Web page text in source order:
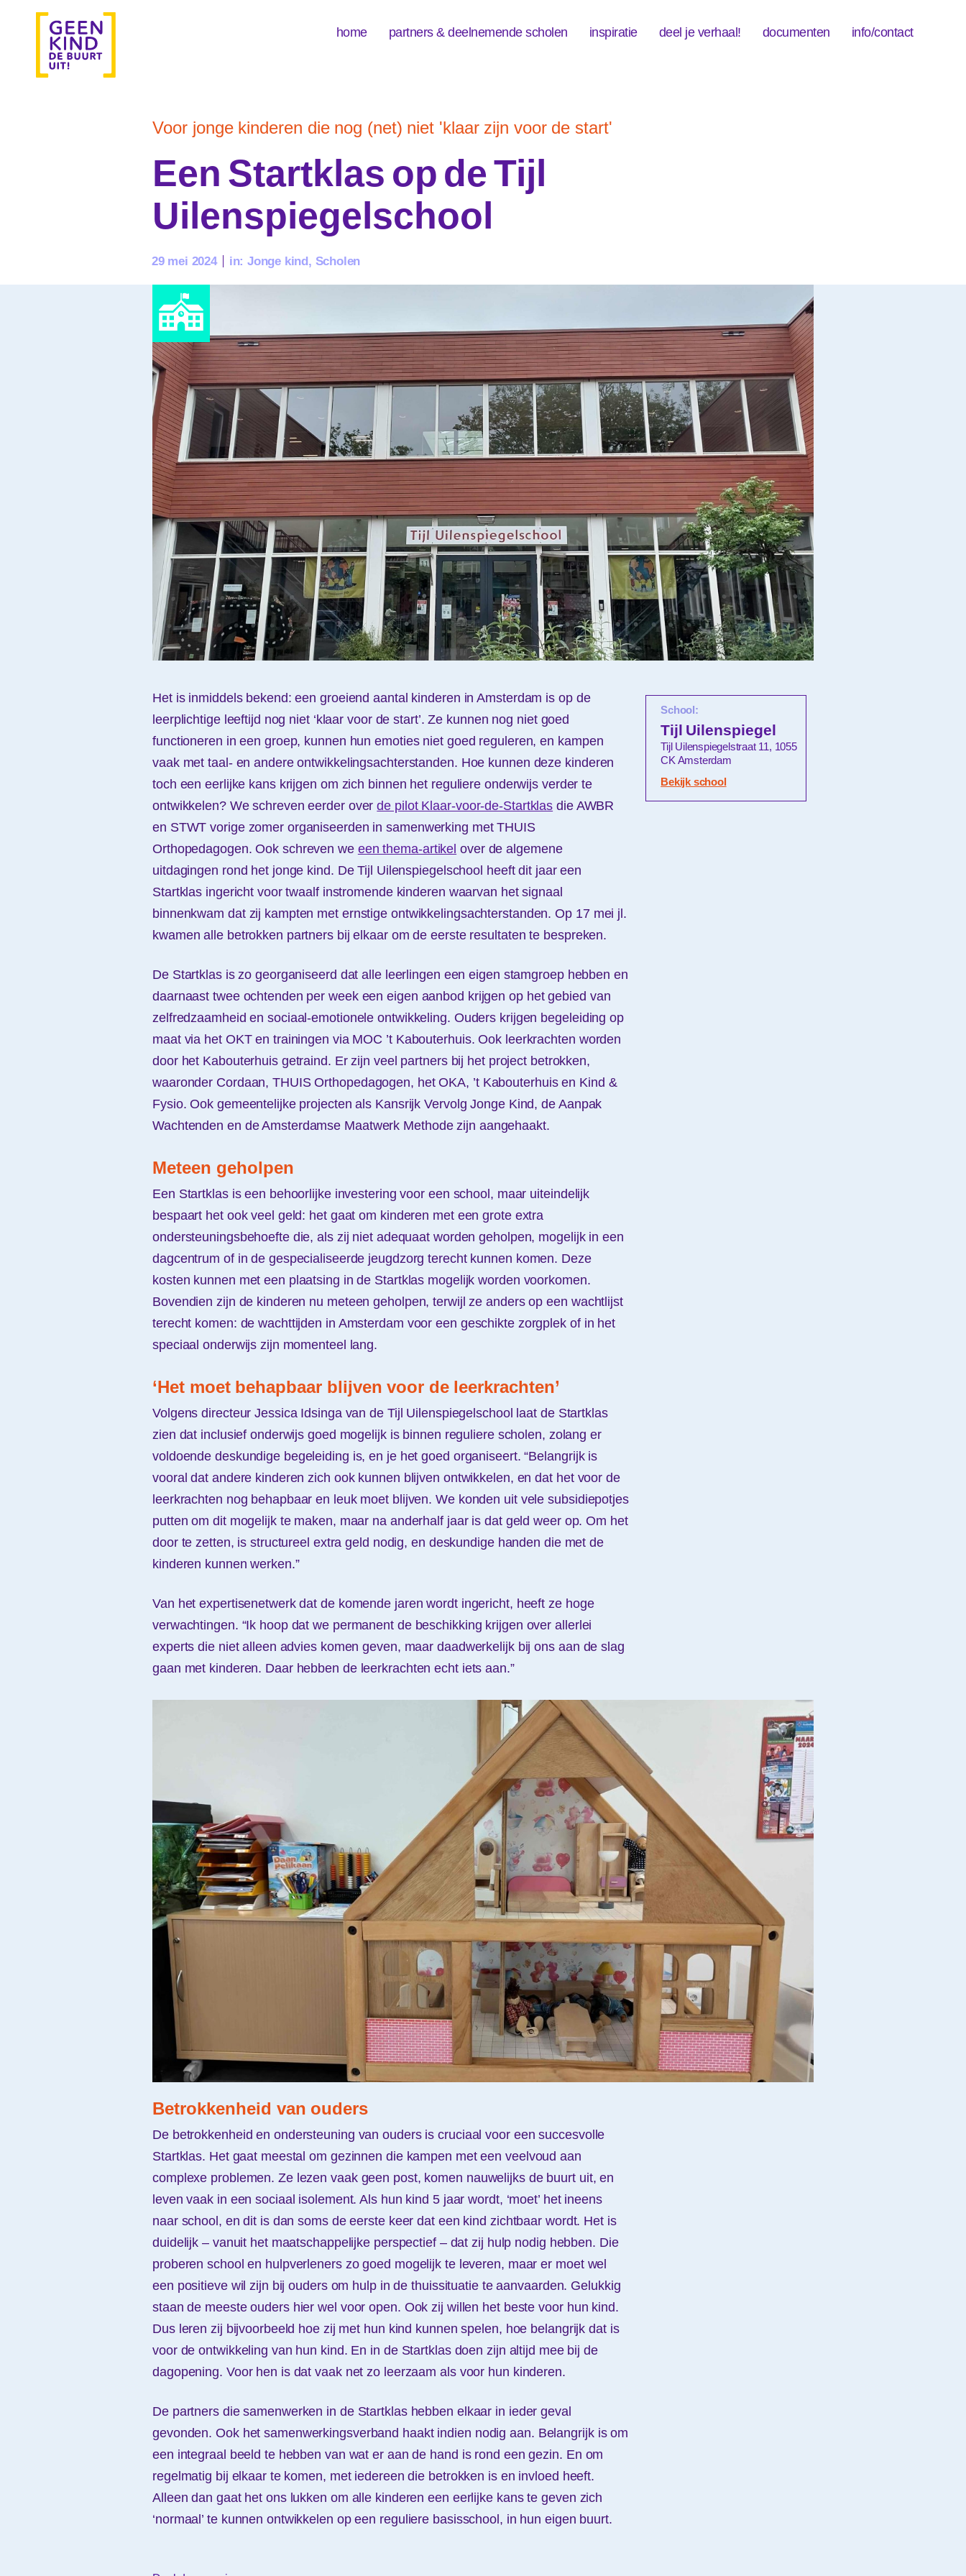
home partners & deelnemende scholen inspiratie deel je verhaal! documenten info/contact
Voor jonge kinderen die nog (net) niet 'klaar zijn voor de start'
Een Startklas op de Tijl
Uilenspiegelschool
29 mei 2024 in: Jonge kind, Scholen
Het is inmiddels bekend: een groeiend aantal kinderen in Amsterdam is op de
leerplichtige leeftijd nog niet ‘klaar voor de start’. Ze kunnen nog niet goed
functioneren in een groep, kunnen hun emoties niet goed reguleren, en kampen
vaak met taal- en andere ontwikkelingsachterstanden. Hoe kunnen deze kinderen
toch een eerlijke kans krijgen om zich binnen het reguliere onderwijs verder te
ontwikkelen? We schreven eerder overde pilot Klaar-voor-de-Startklas die AWBR
en STWT vorige zomer organiseerden in samenwerking met THUIS
Orthopedagogen. Ook schreven we een thema-artikel over de algemene
uitdagingen rond het jonge kind. De Tijl Uilenspiegelschool heeft dit jaar een
Startklas ingericht voor twaalf instromende kinderen waarvan het signaal
binnenkwam dat zij kampten met ernstige ontwikkelingsachterstanden. Op 17 mei jl.
kwamen alle betrokken partners bij elkaar om de eerste resultaten te bespreken.
De Startklas is zo georganiseerd dat alle leerlingen een eigen stamgroep hebben en
daarnaast twee ochtenden per week een eigen aanbod krijgen op het gebied van
zelfredzaamheid en sociaal-emotionele ontwikkeling. Ouders krijgen begeleiding op
maat via het OKT en trainingen via MOC ’t Kabouterhuis. Ook leerkrachten worden
door het Kabouterhuis getraind. Er zijn veel partners bij het project betrokken,
waaronder Cordaan, THUIS Orthopedagogen, het OKA, ’t Kabouterhuis en Kind &
Fysio. Ook gemeentelijke projecten als Kansrijk Vervolg Jonge Kind, de Aanpak
Wachtenden en de Amsterdamse Maatwerk Methode zijn aangehaakt.
Meteen geholpen
Een Startklas is een behoorlijke investering voor een school, maar uiteindelijk
bespaart het ook veel geld: het gaat om kinderen met een grote extra
ondersteuningsbehoefte die, als zij niet adequaat worden geholpen, mogelijk in een
dagcentrum of in de gespecialiseerde jeugdzorg terecht kunnen komen. Deze
kosten kunnen met een plaatsing in de Startklas mogelijk worden voorkomen.
Bovendien zijn de kinderen nu meteen geholpen, terwijl ze anders op een wachtlijst
terecht komen: de wachttijden in Amsterdam voor een geschikte zorgplek of in het
speciaal onderwijs zijn momenteel lang.
‘Het moet behapbaar blijven voor de leerkrachten’
Volgens directeur Jessica Idsinga van de Tijl Uilenspiegelschool laat de Startklas
zien dat inclusief onderwijs goed mogelijk is binnen reguliere scholen, zolang er
voldoende deskundige begeleiding is, en je het goed organiseert. “Belangrijk is
vooral dat andere kinderen zich ook kunnen blijven ontwikkelen, en dat het voor de
leerkrachten nog behapbaar en leuk moet blijven. We konden uit vele subsidiepotjes
putten om dit mogelijk te maken, maar na anderhalf jaar is dat geld weer op. Om het
door te zetten, is structureel extra geld nodig, en deskundige handen die met de
kinderen kunnen werken.”
Van het expertisenetwerk dat de komende jaren wordt ingericht, heeft ze hoge
verwachtingen. “Ik hoop dat we permanent de beschikking krijgen over allerlei
experts die niet alleen advies komen geven, maar daadwerkelijk bij ons aan de slag
gaan met kinderen. Daar hebben de leerkrachten echt iets aan.”
School:
Tijl Uilenspiegel
Tijl Uilenspiegelstraat 11, 1055
CK Amsterdam
Bekijk school
Betrokkenheid van ouders
De betrokkenheid en ondersteuning van ouders is cruciaal voor een succesvolle
Startklas. Het gaat meestal om gezinnen die kampen met een veelvoud aan
complexe problemen. Ze lezen vaak geen post, komen nauwelijks de buurt uit, en
leven vaak in een sociaal isolement. Als hun kind 5 jaar wordt, ‘moet’ het ineens
naar school, en dit is dan soms de eerste keer dat een kind zichtbaar wordt. Het is
duidelijk – vanuit het maatschappelijke perspectief – dat zij hulp nodig hebben. Die
proberen school en hulpverleners zo goed mogelijk te leveren, maar er moet wel
een positieve wil zijn bij ouders om hulp in de thuissituatie te aanvaarden. Gelukkig
staan de meeste ouders hier wel voor open. Ook zij willen het beste voor hun kind.
Dus leren zij bijvoorbeeld hoe zij met hun kind kunnen spelen, hoe belangrijk dat is
voor de ontwikkeling van hun kind. En in de Startklas doen zijn altijd mee bij de
dagopening. Voor hen is dat vaak net zo leerzaam als voor hun kinderen.
De partners die samenwerken in de Startklas hebben elkaar in ieder geval
gevonden. Ook het samenwerkingsverband haakt indien nodig aan. Belangrijk is om
een integraal beeld te hebben van wat er aan de hand is rond een gezin. En om
regelmatig bij elkaar te komen, met iedereen die betrokken is en invloed heeft.
Alleen dan gaat het ons lukken om alle kinderen een eerlijke kans te geven zich
‘normaal’ te kunnen ontwikkelen op een reguliere basisschool, in hun eigen buurt.